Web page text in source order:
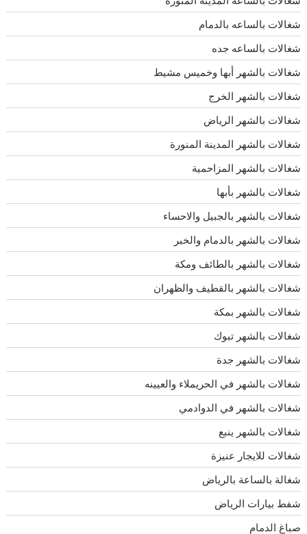
شغالات بالساعه بالدمام
شغالات بالساعه جده
شغالات بالشهر أبها وخميس مشيط
شغالات بالشهر الخرج
شغالات بالشهر الرياض
شغالات بالشهر المدينة المنورة
شغالات بالشهر المزاحمية
شغالات بالشهر بأبها
شغالات بالشهر بالجبيل والاحساء
شغالات بالشهر بالدمام والخبر
شغالات بالشهر بالطائف ومكة
شغالات بالشهر بالقطيف والظهران
شغالات بالشهر بمكة
شغالات بالشهر تبوك
شغالات بالشهر جدة
شغالات بالشهر في الحريملاء والعيينه
شغالات بالشهر في الدوادمي
شغالات بالشهر ينبع
شغالات للايجار عنيزة
شغالة بالساعة بالرياض
شفط بيارات الرياض
صباغ الدمام